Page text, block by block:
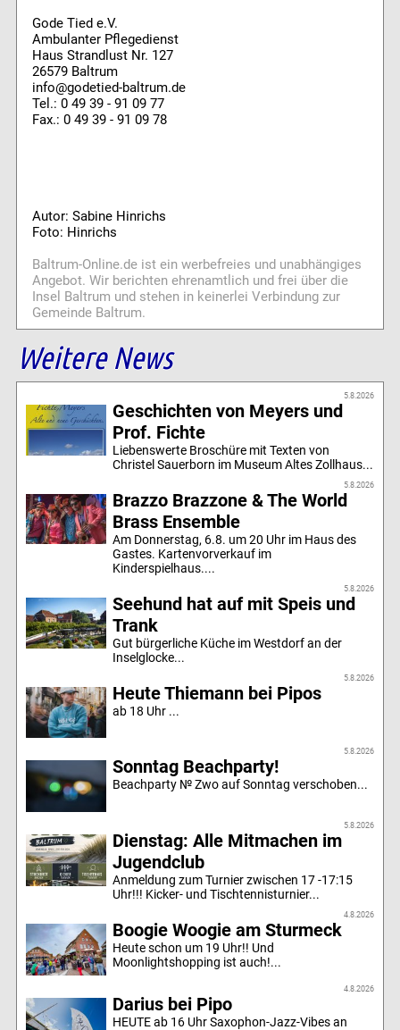
Gode Tied e.V.
Ambulanter Pflegedienst
Haus Strandlust Nr. 127
26579 Baltrum
info@godetied-baltrum.de
Tel.: 0 49 39 - 91 09 77
Fax.: 0 49 39 - 91 09 78
Autor: Sabine Hinrichs
Foto: Hinrichs
Baltrum-Online.de ist ein werbefreies und unabhängiges
Angebot. Wir berichten ehrenamtlich und frei über die
Insel Baltrum und stehen in keinerlei Verbindung zur
Gemeinde Baltrum.
Weitere News
5.8.2026
Geschichten von Meyers und
Prof. Fichte
Liebenswerte Broschüre mit Texten von
Christel Sauerborn im Museum Altes Zollhaus...
5.8.2026
Brazzo Brazzone & The World
Brass Ensemble
Am Donnerstag, 6.8. um 20 Uhr im Haus des
Gastes. Kartenvorverkauf im
Kinderspielhaus....
5.8.2026
Seehund hat auf mit Speis und
Trank
Gut bürgerliche Küche im Westdorf an der
Inselglocke...
5.8.2026
Heute Thiemann bei Pipos
ab 18 Uhr ...
5.8.2026
Sonntag Beachparty!
Beachparty № Zwo auf Sonntag verschoben...
5.8.2026
Dienstag: Alle Mitmachen im
Jugendclub
Anmeldung zum Turnier zwischen 17 -17:15
Uhr!!! Kicker- und Tischtennisturnier...
4.8.2026
Boogie Woogie am Sturmeck
Heute schon um 19 Uhr!! Und
Moonlightshopping ist auch!...
4.8.2026
Darius bei Pipo
HEUTE ab 16 Uhr Saxophon-Jazz-Vibes an